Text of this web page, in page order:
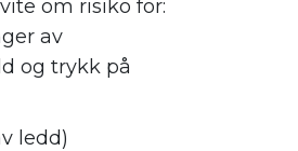
om risiko for:
av
og trykk på
ledd)